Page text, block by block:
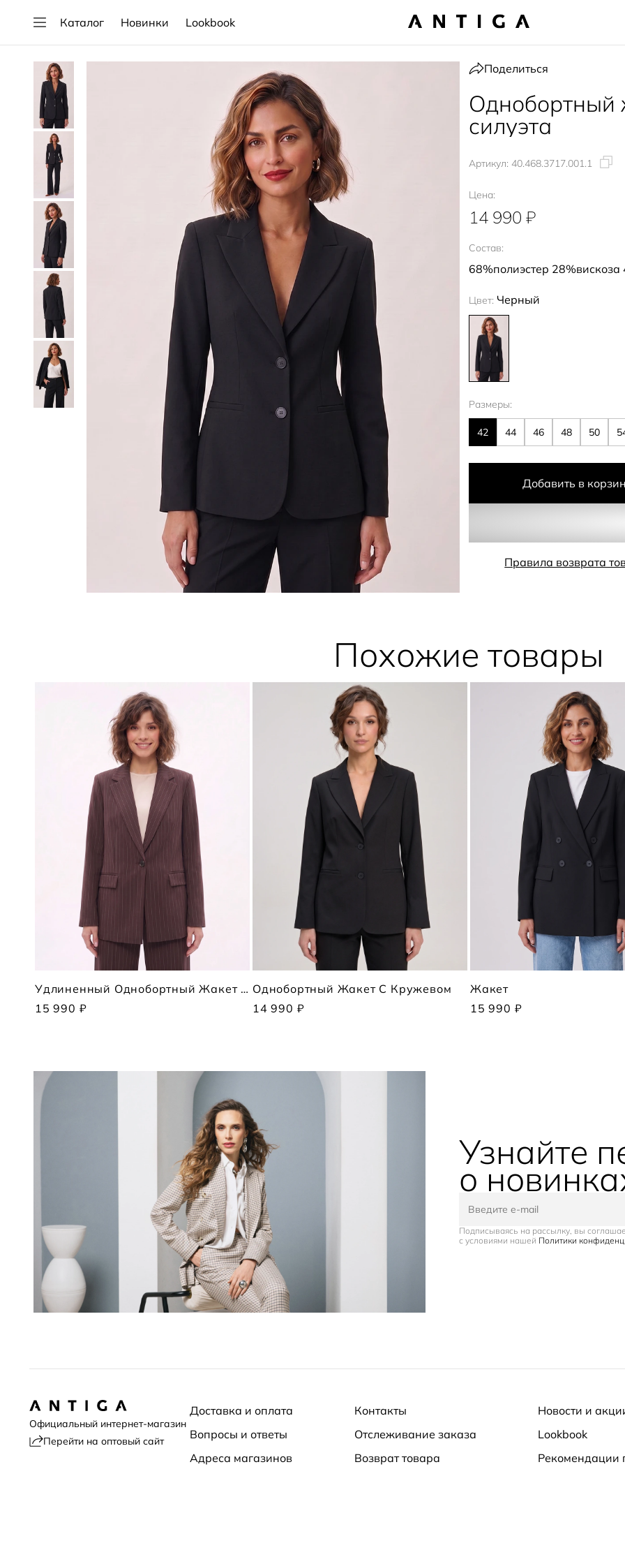
Каталог Новинки Lookbook
Поделиться
Однобортный
силуэта
Артикул: 40.468.3717.001.1
Цена:
14 990 ₽
Состав:
68%полиэстер 28%вискоза
Цвет: Черный
Размеры:
42 44 46 48 50
Добавить в
Правила возврата
Похожие товары
Удлиненный Однобортный Жакет В Полоску
15 990 ₽
Однобортный Жакет С Кружевом
14 990 ₽
Жакет
15 990 ₽
Узнайте
о
Подписываясь на рассылку, вы
с условиями нашей Политики
Официальный интернет-магазин
Перейти на оптовый сайт
Доставка и оплата
Вопросы и ответы
Адреса магазинов
Контакты
Отслеживание заказа
Возврат товара
Новости и
Lookbook
Рекомендации